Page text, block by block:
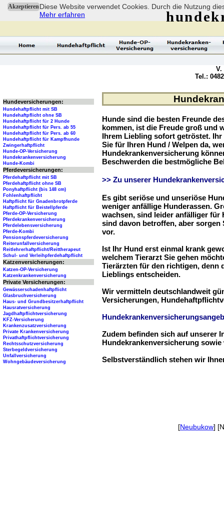
AkzeptierenDiese Website verwendet Cookies. Durch die Nutzung
Mehr erfahren
Hunde sind die besten Freunde
kommen, ist die Freude groß und
Ihrem Liebling sofort getröstet.
Sie für Ihren Hund / Welpen da,
Hundekrankenversicherung
Beschwerden die bestmögliche
>> Zu unserer
Es gibt seriöse und unseriöse
weniger anfällige Hunderassen.
wachsen, sind leider anfälliger für
sind davon betroffen, aber sorgen
vor.
Ist Ihr Hund erst einmal krank
welchem Tierarzt Sie gehen
Tierärzten für den richtigen, denn
Lieblings entscheiden.
Wir vermitteln deutschlandweit
Versicherungen,
Zudem befinden sich auf unserer
Hundekrankenversicherung
Selbstverständlich stehen wir
Hundeversicherungen:
Hundehaftpflicht mit SB
Hundehaftpflicht ohne SB
Hundehaftpflicht für 2 Hunde
Hundehaftpflicht für Pers. ab 55
Hundehaftpflicht für Pers. ab 60
Hundehaftpflicht für Kampfhunde
Zwingerhaftpflicht
Hunde-OP-Versicherung
Hundekrankenversicherung
Hunde-Kombi
Pferdeversicherungen:
Pferdehaftpflicht mit SB
Pferdehaftpflicht ohne SB
Ponyhaftpflicht (bis 148 cm)
Fohlenhaftpflicht
Haftpflicht für Gnadenbrotpferde
Haftpflicht für Beistellpferde
Pferde-OP-Versicherung
Pferdekrankenversicherung
Pferdelebensversicherung
Pferde-Kombi
Pensionspferdeversicherung
Reiterunfallversicherung
Reitlehrerhaftpflicht/Reittherapeut
Schul- und Verleihpferdehaftpflicht
Katzenversicherungen:
Katzen-OP-Versicherung
Katzenkrankenversicherung
Private Versicherungen:
Gewässerschadenhaftpflicht
Glasbruchversicherung
Haus- und Grundbesitzerhaftpflicht
Hausratversicherung
Jagdhaftpflichtversicherung
KFZ-Versicherung
Krankenzusatzversicherung
Private Krankenversicherung
Privathaftpflichtversicherung
Rechtsschutzversicherung
Sterbegeldversicherung
Unfallversicherung
Wohngebäudeversicherung
V.
Tel.:
[Neubukow]